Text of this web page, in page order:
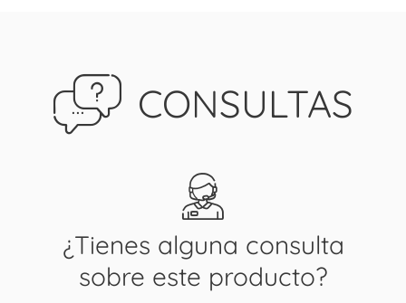
CONSULTAS
¿Tienes alguna consulta
sobre este producto?